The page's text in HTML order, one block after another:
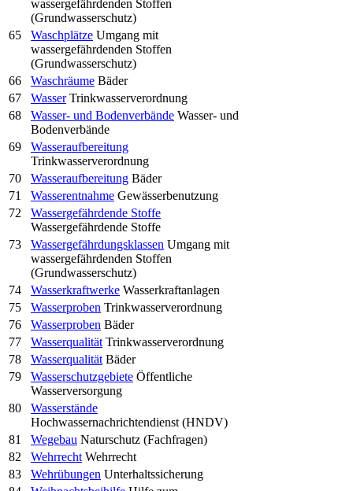
wassergefährdenden Stoffen
(Grundwasserschutz)
65
Waschplätze Umgang mit
wassergefährdenden Stoffen
(Grundwasserschutz)
66
Waschräume Bäder
67
Wasser Trinkwasserverordnung
68
Wasser- und Bodenverbände Wasser- und
Bodenverbände
69
Wasseraufbereitung
Trinkwasserverordnung
70
Wasseraufbereitung Bäder
71
Wasserentnahme Gewässerbenutzung
72
Wassergefährdende Stoffe
Wassergefährdende Stoffe
73
Wassergefährdungsklassen Umgang mit
wassergefährdenden Stoffen
(Grundwasserschutz)
74
Wasserkraftwerke Wasserkraftanlagen
75
Wasserproben Trinkwasserverordnung
76
Wasserproben Bäder
77
Wasserqualität Trinkwasserverordnung
78
Wasserqualität Bäder
79
Wasserschutzgebiete Öffentliche
Wasserversorgung
80
Wasserstände
Hochwassernachrichtendienst (HNDV)
81
Wegebau Naturschutz (Fachfragen)
82
Wehrrecht Wehrrecht
83
Wehrübungen Unterhaltssicherung